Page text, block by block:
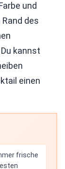
und
des
kannst
einen
frische